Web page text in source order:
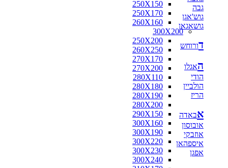
250X150
250X170
260X160
300X200
250X200
260X250
270X170
270X200
280X110
280X180
280X190
280X200
290X150
300X160
300X190
300X220
300X230
300X240
גבה
גוש'אגן
גושאגאן
דורוחש
האגלו
הודי
הולביין
הריז
אבאדה
אובוסון
אוזבקי
איספהאן
אפגן